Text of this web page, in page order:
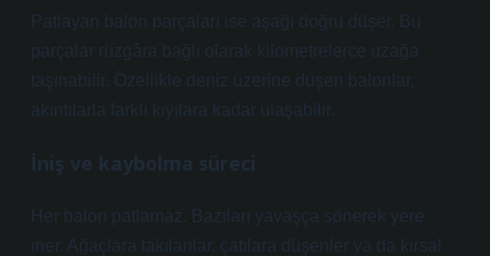
Patlayan balon parçaları ise aşağı doğru düşer. Bu
parçalar rüzgâra bağlı olarak kilometrelerce uzağa
taşınabilir. Özellikle deniz üzerine düşen balonlar,
akıntılarla farklı kıyılara kadar ulaşabilir.
İniş ve kaybolma süreci
Her balon patlamaz. Bazıları yavaşça sönerek yere
iner. Ağaçlara takılanlar, çatılara düşenler ya da kırsal